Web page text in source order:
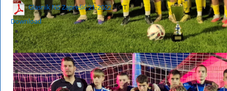
Glasnik NS Zaprešić 21-2022HOT
Download